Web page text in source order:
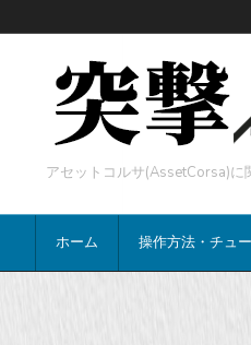
アセットコルサ(AssetCorsa)に
ホーム 操作方法・チュ